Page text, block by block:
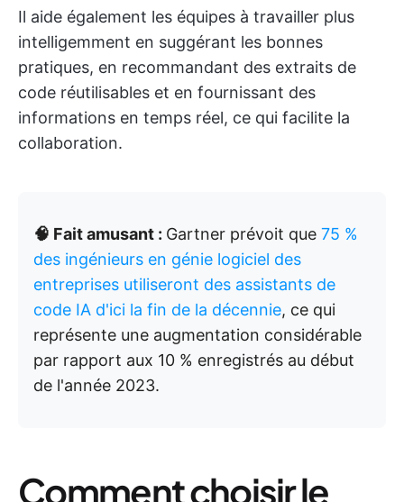
Il aide également les équipes à travailler plus
intelligemment en suggérant les bonnes
pratiques, en recommandant des extraits de
code réutilisables et en fournissant des
informations en temps réel, ce qui facilite la
collaboration.
🧠 Fait amusant : Gartner prévoit que 75 %
des ingénieurs en génie logiciel des
entreprises utiliseront des assistants de
code IA d'ici la fin de la décennie, ce qui
représente une augmentation considérable
par rapport aux 10 % enregistrés au début
de l'année 2023.
Comment choisir le